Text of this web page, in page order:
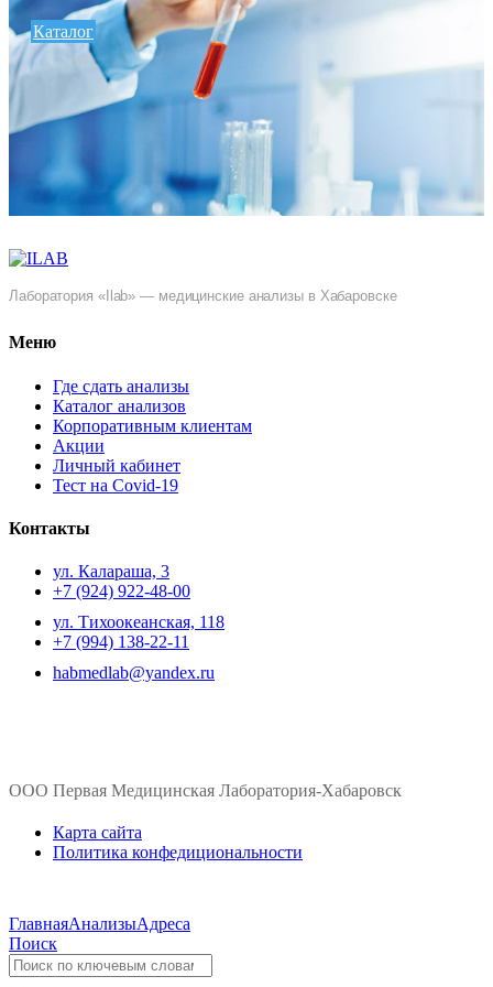
Каталог
Лаборатория «Ilab» — медицинские анализы в Хабаровске
Меню
Где сдать анализы
Каталог анализов
Корпоративным клиентам
Акции
Личный кабинет
Тест на Covid-19
Контакты
ул. ​Калараша, 3
+7 (924) 922-48-00
ул. ​Тихоокеанская, 118
+7 (994) 138-22-11
habmedlab@yandex.ru
ООО Первая Медицинская Лаборатория-Хабаровск
Карта сайта
Политика конфедициональности
ГлавнаяАнализыАдреса
Поиск